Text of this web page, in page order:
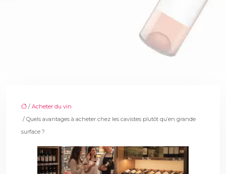
/ Acheter du vin
/ Quels avantages à acheter chez les cavistes plutôt qu’en grande
surface ?